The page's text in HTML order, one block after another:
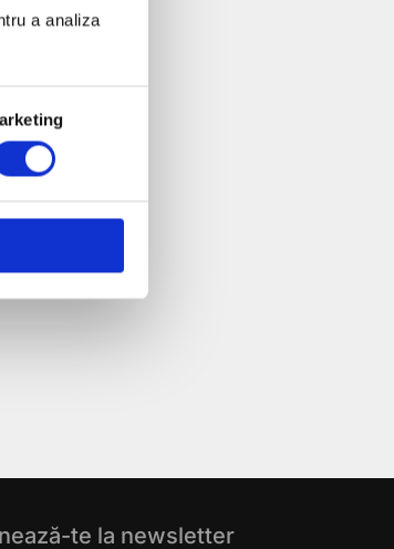
a analiza
,
te la newsletter